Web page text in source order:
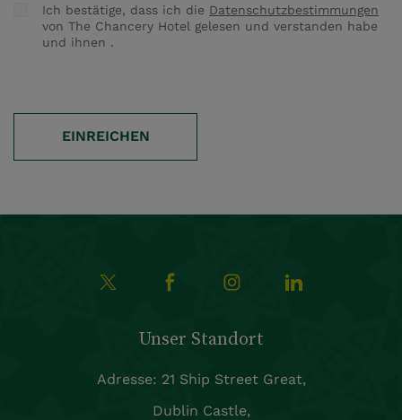
Zustimmen
Ich bestätige, dass ich die Datenschutzbestimmungen
von The Chancery Hotel gelesen und verstanden habe
und ihnen .
EINREICHEN
Unser Standort
Adresse: 21 Ship Street Great,
Dublin Castle,